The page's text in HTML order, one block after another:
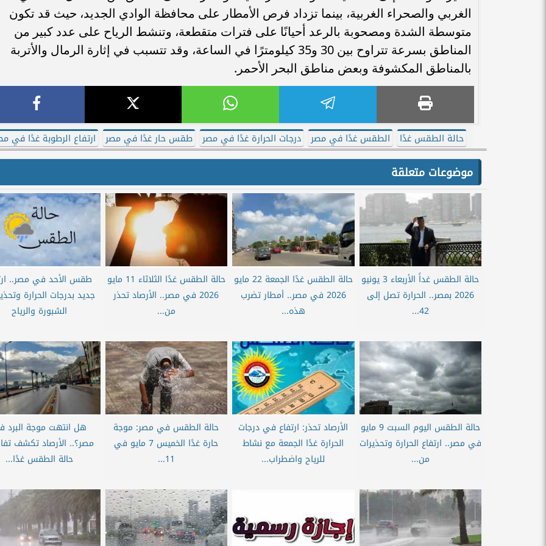
الغربي والصحراء الغربية، بينما تزداد فرص الأمطار على محافظة الوادي الجديد، حيث قد تكون
متوسطة الشدة ومصحوبة بالرعد أحيانًا على فترات متقطعة، وتنشط الرياح على عدد كبير من
المناطق بسرعة تتراوح بين 30 و35 كيلومترًا في الساعة، وقد تتسبب في إثارة الرمال والأتربة
بالمناطق المكشوفة وبعض مناطق البحر الأحمر.
حالة الطقس غدًا الطقس غدًا في مصر درجات الحرارة غدًا في مصر طقس حار غدًا في مصر ارتفاع الرطوبة غدًا في
موضوعات متعلقة
حالة الطقس غداً الأربعاء 3 يونيو
2026 بمصر.. الحرارة تصل إلى
42...
حالة الطقس غدًا الجمعة 22 مايو
2026 في مصر.. أمطار تضرب
هذه...
حالة الطقس غدًا الثلاثاء 11 مايو
2026 في مصر.. الأرصاد تحذر
من...
طقس الأحد في مصر..
جديد بدرجات الحرارة
الشبورة والرياح
حالة الطقس اليوم السبت 9 مايو
في مصر.. ارتفاع الحرارة وتحذيرات
من...
الأرصاد تحذر: ارتفاع في درجات
الحرارة غدًا الجمعة مع نشاط
للرياح واضطراب...
حالة الطقس في مصر: موجة
حارة غدًا الخميس 7 مايو في
11...
هل انتهت موجة البرد
مصر؟.. الأرصاد تكشف
حالة الطقس غدًا...